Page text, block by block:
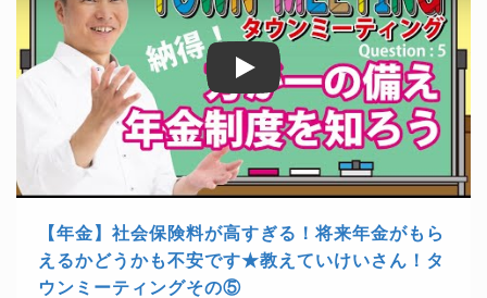
・・・・・・・・・・・・・・・・・・・・・・・・
★チャンネル登録はこちら 年金・社会保険等に
関わる話をお見逃しなく🍀
https://bit.ly/2ANTAj
・・・・・・・・・・・・・・・・・・・・・・・・
【楽曲提供】 ★DOVA-SYNDROMEhttps://dov
a-s.jp/★魔王魂https://maou.audio/★効果音ラ
ボhttps://soundeffect-lab.info/
・・・・・・・・・・・・・・・・・・・・・・・・
【お知らせ】 ★株式会社プレジデント社様が発
刊する「プレジデント2022年5/13号」に掲載さ
【年金】社会保険料が高すぎる！将来年金がもら
えるかどうかも不安です★教えていけいさん！タ
ウンミーティングその⑤